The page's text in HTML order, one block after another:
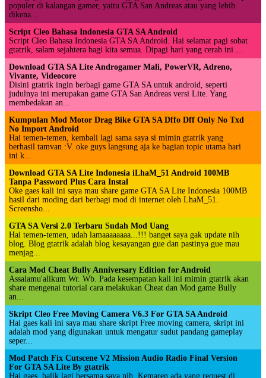
populer di kalangan gamer, yaitu GTA San Andreas atau yang lebih
dikena...
Script Cleo Bahasa Indonesia GTA SA Android
Script Cleo Bahasa Indonesia GTA SA Android. Hai selamat pagi sobat
gtatrik, salam sejahtera bagi kita semua. Dipagi hari yang cerah ini ...
Download GTA SA Lite Androgamer Mali, PowerVR, Adreno,
Vivante, Videocore
Disini gtatrik ingin berbagi game GTA SA untuk android, seperti
judulnya ini merupakan game GTA San Andreas versi Lite. Yang
membedakan an...
Kumpulan Mod Motor Drag Bike GTA SA Dffo Dff Only No Txd
No Import Android
Hai temen-temen, kembali lagi sama saya si mimin gtatrik yang
berhasil tamvan :V. oke guys langsung aja ke bagian topic utama hari
ini k...
Download GTA SA Lite Indonesia iLhaM_51 Android 100MB
Tanpa Password Plus Cara Instal
Oke gaes kali ini saya mau share game GTA SA Lite Indonesia 100MB
hasil dari moding dari berbagi mod di internet oleh LhaM_51.
Screensho...
GTA SA Versi 2.0 Terbaru Sudah Mod Uang
Hai temen-temen, udah lamaaaaaaaa...!!! banget saya gak update nih
blog. Blog gtatrik adalah blog kesayangan gue dan pastinya gue mau
menjag...
Cara Mod Cheat Bully Anniversary Edition for Android
Assalamu'alikum Wr. Wb. Pada kesempatan kali ini mimin gtatrik akan
share mengenai tutorial cara melakukan Cheat dan Mod game Bully
an...
Skript Cleo Free Moving Camera V6.3 For GTA SA Android
Hai gaes kali ini saya mau share skript Free moving camera, skript ini
adalah mod yang digunakan untuk mengatur sudut pandang gameplay
seper...
Mod Patch Fix Cutscene V2 Mission Audio Radio Final Version
For GTA SA Lite By gtatrik
Hai gaes, balik lagi bersama saya nih. Kemaren ada yang request di